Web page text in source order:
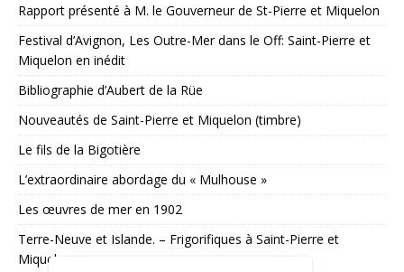
Rapport présenté à M. le Gouverneur de St-Pierre et Miquelon
Festival d’Avignon, Les Outre-Mer dans le Off: Saint-Pierre et
Miquelon en inédit
Bibliographie d’Aubert de la Rüe
Nouveautés de Saint-Pierre et Miquelon (timbre)
Le fils de la Bigotière
L’extraordinaire abordage du « Mulhouse »
Les œuvres de mer en 1902
Terre-Neuve et Islande. – Frigorifiques à Saint-Pierre et
Miquelon